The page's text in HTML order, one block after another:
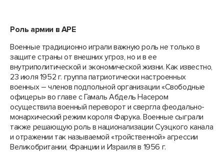
Роль армии в АРЕ
Военные традиционно играли важную роль не только в
защите страны от внешних угроз, но и в ее
внутриполитической и экономической жизни. Как известно,
23 июля 1952 г. группа патриотически настроенных
военных – членов подпольной организации «Свободные
офицеры» во главе с Гамаль Абдель Насером
осуществила военный переворот и свергла феодально-
монархический режим короля Фарука. Военные сыграли
также решающую роль в национализации Суэцкого канала
и отражении так называемой «тройственной» агрессии
Великобритании, Франции и Израиля в 1956 г.